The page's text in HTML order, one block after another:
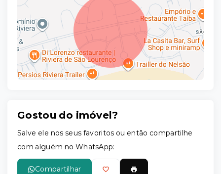
Gostou do imóvel?
Salve ele nos seus favoritos ou então compartilhe
com alguém no WhatsApp:
Compartilhar